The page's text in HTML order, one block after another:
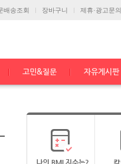
배송조회 장바구니 제휴·광고문의
고민&질문 자유게시판